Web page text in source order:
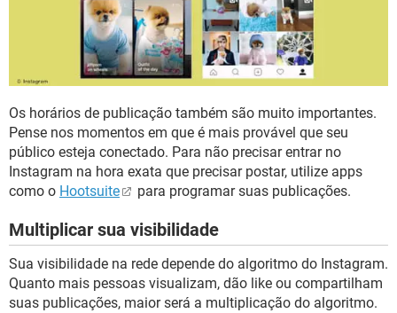
Os horários de publicação também são muito importantes.
Pense nos momentos em que é mais provável que seu
público esteja conectado. Para não precisar entrar no
Instagram na hora exata que precisar postar, utilize apps
como o Hootsuite para programar suas publicações.
Multiplicar sua visibilidade
Sua visibilidade na rede depende do algoritmo do Instagram.
Quanto mais pessoas visualizam, dão like ou compartilham
suas publicações, maior será a multiplicação do algoritmo.